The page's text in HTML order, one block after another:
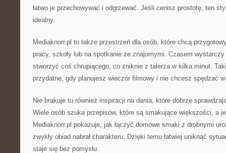
łatwo je przechowywać i odgrzewać. Jeśli cenisz prostotę, ten
idealny.
Mediaknorr.pl to także przestrzeń dla osób, które chcą
pracy, szkoły lub na spotkanie ze znajomymi. Czasem wystarczy
stworzyć coś chrupiącego, co zniknie z talerza w kilka minut.
przydatne, gdy planujesz wieczór filmowy i nie chcesz spędzać w
Nie brakuje tu również inspiracji na dania, które dobrze
Wiele osób szuka przepisów, które są smakujące większości, a
Mediaknorr.pl pokazuje, jak łączyć domowe smaki z drobnymi
zwykły obiad nabrał charakteru. Dzięki temu łatwiej uniknąć
staje się bez pomysłu.